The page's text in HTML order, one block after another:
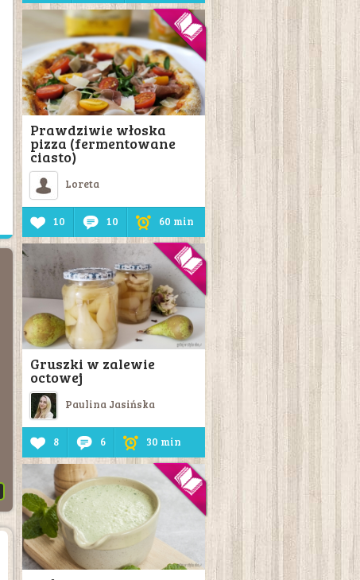
Prawdziwie włoska
pizza (fermentowane
ciasto)
Loreta
10 10 60 min
Gruszki w zalewie
octowej
Paulina Jasińska
8 6 30 min